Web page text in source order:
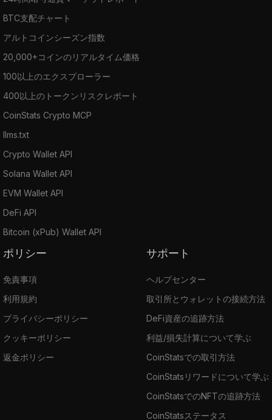
BTC支配チャート
アルトコインシーズン指数
20,000+コインのリアルタイム価格
100以上のエクスプローラー
400以上のトークンリスクレポート
CoinStats Crypto MCP
llms.txt
Crypto Wallet API
Solana Wallet API
EVM Wallet API
DeFi API
Bitcoin (xPub) Wallet API
ポリシー
免責事項
利用規約
プライバシーポリシー
クッキーポリシー
返金ポリシー
サポート
ヘルプセンター
取引所とウォレットの接続方法
DeFi資産の追跡方法
利益/損失計算について学ぶ
CoinStatsでの取引方法
CoinStatsリワードについて学ぶ
CoinStatsでのNFTの追跡方法
CoinStatsステータス